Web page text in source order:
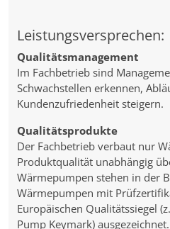
Leistungsversprechen:
Qualitätsmanagement
Im Fachbetrieb sind
Schwachstellen erkennen,
Kundenzufriedenheit steigern.
Qualitätsprodukte
Der Fachbetrieb verbaut nur
Produktqualität unabhängig
Wärmepumpen stehen in der
Wärmepumpen mit
Europäischen Qualitätssiegel
Pump Keymark) ausgezeichnet.